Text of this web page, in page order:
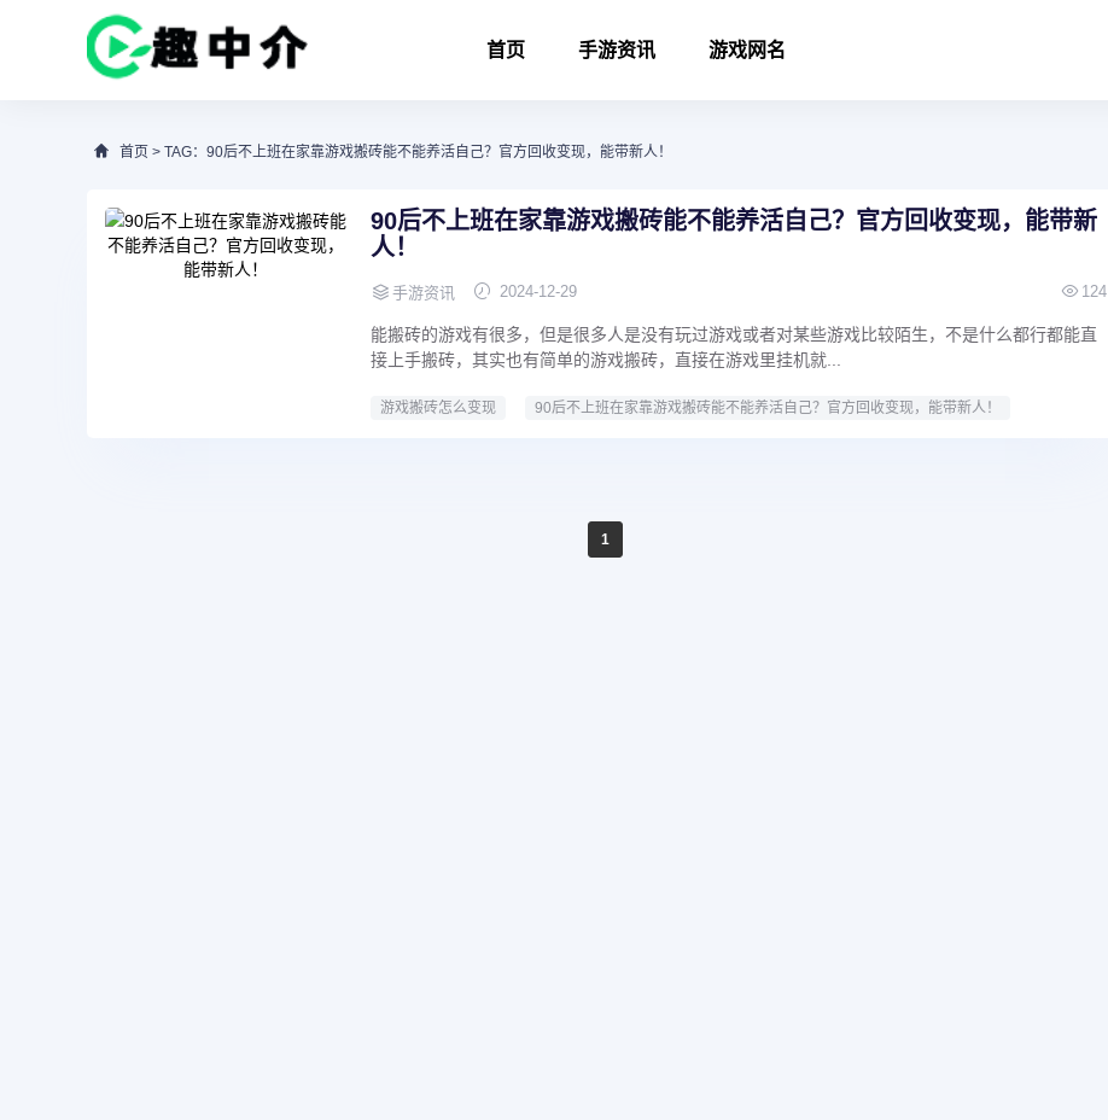
首页 手游资讯 游戏网名
首页 > TAG：90后不上班在家靠游戏搬砖能不能养活自己？官方回收变现，能带新人！
90后不上班在家靠游戏搬砖能不能养活自己？官方回收变现，能带新
人！
手游资讯 2024-12-29 124
能搬砖的游戏有很多，但是很多人是没有玩过游戏或者对某些游戏比较陌生，不是什么都行都能直
接上手搬砖，其实也有简单的游戏搬砖，直接在游戏里挂机就...
游戏搬砖怎么变现 90后不上班在家靠游戏搬砖能不能养活自己？官方回收变现，能带新人！
1